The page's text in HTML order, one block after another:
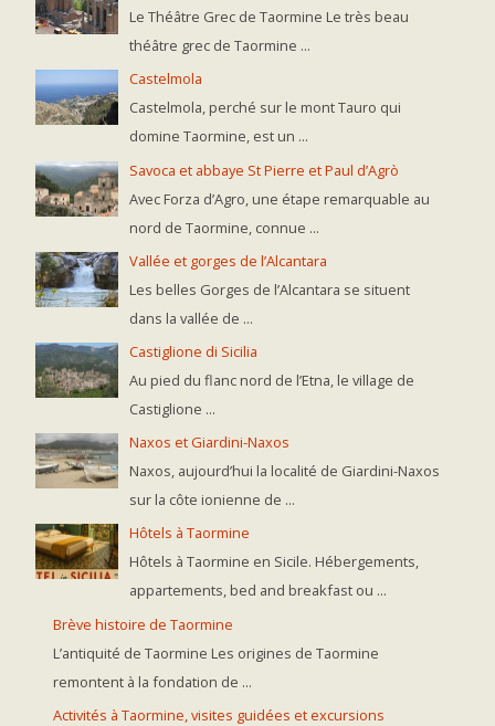
Le Théâtre Grec de Taormine Le très beau
théâtre grec de Taormine ...
Castelmola
Castelmola, perché sur le mont Tauro qui
domine Taormine, est un ...
Savoca et abbaye St Pierre et Paul d’Agrò
Avec Forza d’Agro, une étape remarquable au
nord de Taormine, connue ...
Vallée et gorges de l’Alcantara
Les belles Gorges de l’Alcantara se situent
dans la vallée de ...
Castiglione di Sicilia
Au pied du flanc nord de l’Etna, le village de
Castiglione ...
Naxos et Giardini-Naxos
Naxos, aujourd’hui la localité de Giardini-Naxos
sur la côte ionienne de ...
Hôtels à Taormine
Hôtels à Taormine en Sicile. Hébergements,
appartements, bed and breakfast ou ...
Brève histoire de Taormine
L’antiquité de Taormine Les origines de Taormine
remontent à la fondation de ...
Activités à Taormine, visites guidées et excursions